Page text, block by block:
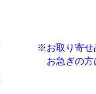
※お取り寄せ
お急ぎの方